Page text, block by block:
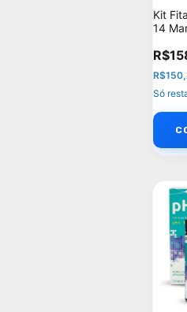
Kit
14
Só